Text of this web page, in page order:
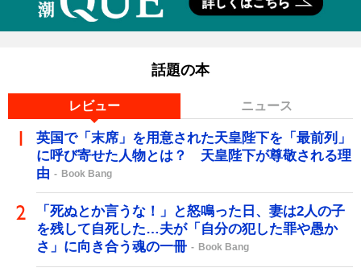
話題の本
レビュー ニュース
英国で「末席」を用意された天皇陛下を「最前列」
に呼び寄せた人物とは？ 天皇陛下が尊敬される理
由
Book Bang
「死ぬとか言うな！」と怒鳴った日、妻は2人の子
を残して自死した…夫が「自分の犯した罪や愚か
さ」に向き合う魂の一冊
Book Bang